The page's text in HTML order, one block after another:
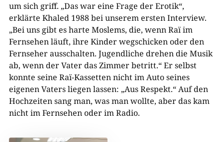
um sich griff. „Das war eine Frage der Erotik“,
erklärte Khaled 1988 bei unserem ersten Interview.
„Bei uns gibt es harte Moslems, die, wenn Raï im
Fernsehen läuft, ihre Kinder wegschicken oder den
Fernseher ausschalten. Jugendliche drehen die Musik
ab, wenn der Vater das Zimmer betritt.“ Er selbst
konnte seine Raï-Kassetten nicht im Auto seines
eigenen Vaters liegen lassen: „Aus Respekt.“ Auf den
Hochzeiten sang man, was man wollte, aber das kam
nicht im Fernsehen oder im Radio.